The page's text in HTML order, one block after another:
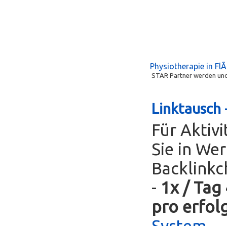
Physiotherapie in
STAR Partner werden
Linktausch
Für
Sie in
- 1x /
pro